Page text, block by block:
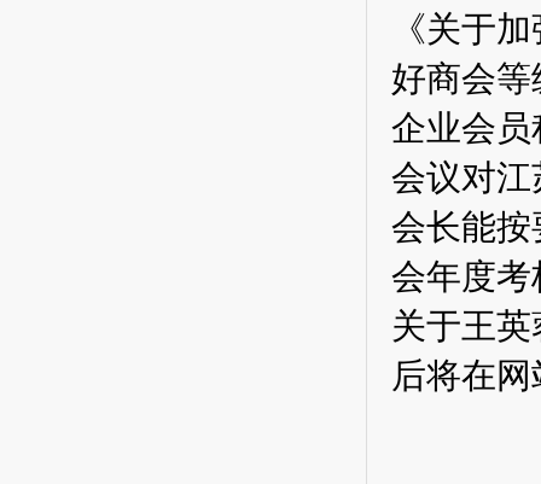
《关于
好商会
企业会
会议对
会长能
会年度
关于王
后将在